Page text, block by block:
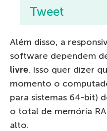
Tweet
Além disso, a
software dependem
livre. Isso quer dizer
momento o
para sistemas 64-bit)
o total de memória
alto.